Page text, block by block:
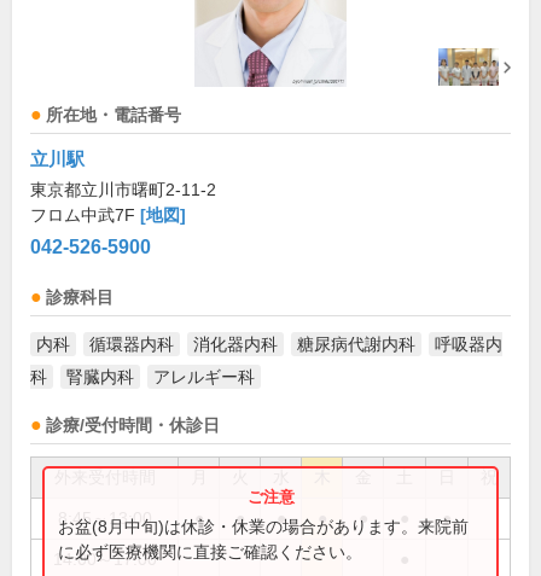
所在地・電話番号
立川駅
東京都立川市曙町2-11-2
フロム中武7F [地図]
042-526-5900
診療科目
内科 循環器内科 消化器内科 糖尿病代謝内科
呼吸器内
科
腎臓内科 アレルギー科
診療/受付時間・休診日
祝
8:45～13:00 ● ● ● ● ● ●
14:00～17:00
お盆(8月中旬)は休診・休業の場合があります。来院前
に必ず医療機関に直接ご確認ください。